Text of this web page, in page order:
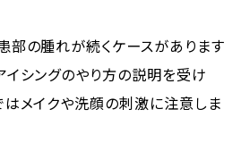
部の腫れが続くケースがあります
イシングのやり方の説明を受け
はメイクや洗顔の刺激に注意しま